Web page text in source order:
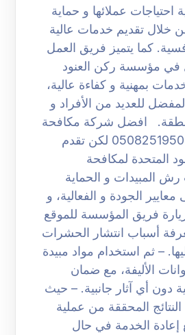
احتياجات عملائها و حماية
خلال تقديم خدمات عالية
كما يتميز فريق العمل
في مؤسسة ركن العنود
بمهنية و كفاءة عالية،
للعديد من الأفراد و
افضل شركة مكافحة
حشرات بالرياض 0508251950 لكن تقدم
المتحدة لمكافحة
المبيدات و الحماية
الجودة و الفعالية، و
فريق المؤسسة للموقع
أسباب انتشار الحشرات
– ثم استخدام مواد مبيدة
الأليفة، مع ضمان
دون أي آثار جانبية. – حيث
المحققة من عملية
إعادة الخدمة في حال